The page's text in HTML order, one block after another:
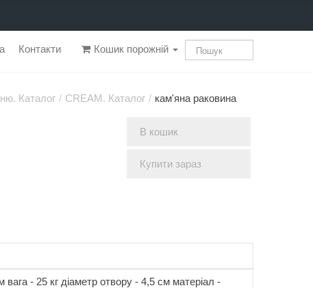
Кошик порожній
Контакти
Каталог / CREAM. Каталог / кам'яна раковина
В кошик
Купити зараз
вага - 25 кг діаметр отвору - 4,5 см матеріал -